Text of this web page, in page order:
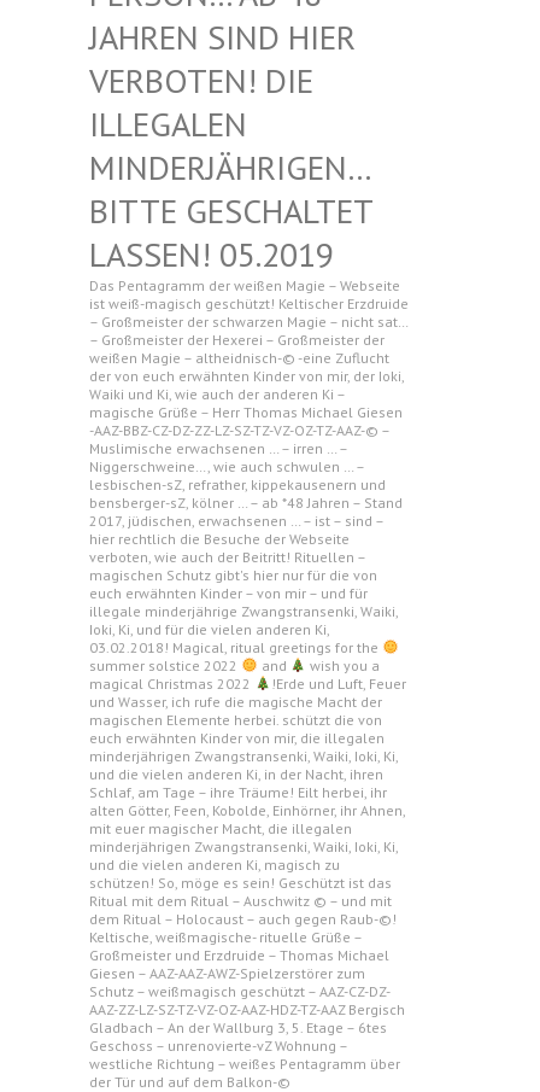
SIND HIER VERBOTE
N! DIE ILLEGAL
EN MINDERJ
ÄHRIGEN… BITTE G
ESCHALTET LASSEN!
05.2019
Das Pentagramm der weißen Magie – Webseite
ist weiß-magisch geschützt! Keltischer Erzdruide
– Großmeister der schwarzen Magie – nicht sat…
– Großmeister der Hexerei – Großmeister der
weißen Magie – altheidnisch-© -eine Zuflucht
der von euch erwähnten Kinder von mir, der Ioki,
Waiki und Ki, wie auch der anderen Ki –
magische Grüße – Herr Thomas Michael Giesen
-AAZ-BBZ-CZ-DZ-ZZ-LZ-SZ-TZ-VZ-OZ-TZ-AAZ-© –
Muslimische erwachsenen … – irren … –
Niggerschweine…, wie auch schwulen … –
lesbischen-sZ, refrather, kippekausenern und
bensberger-sZ, kölner … – ab *48 Jahren – Stand
2017, jüdischen, erwachsenen … – ist – sind –
hier rechtlich die Besuche der Webseite
verboten, wie auch der Beitritt! Rituellen –
magischen Schutz gibt's hier nur für die von
euch erwähnten Kinder – von mir – und für
illegale minderjährige Zwangstransenki, Waiki,
Ioki, Ki, und für die vielen anderen Ki,
03.02.2018! Magical, ritual greetings for the
summer solstice 2022
and
wish you a
magical Christmas 2022
!Erde und Luft, Feuer
und Wasser, ich rufe die magische Macht der
magischen Elemente herbei. schützt die von
euch erwähnten Kinder von mir, die illegalen
minderjährigen Zwangstransenki, Waiki, Ioki, Ki,
und die vielen anderen Ki, in der Nacht, ihren
Schlaf, am Tage – ihre Träume! Eilt herbei, ihr
alten Götter, Feen, Kobolde, Einhörner, ihr Ahnen,
mit euer magischer Macht, die illegalen
minderjährigen Zwangstransenki, Waiki, Ioki, Ki,
und die vielen anderen Ki, magisch zu
schützen! So, möge es sein! Geschützt ist das
Ritual mit dem Ritual – Auschwitz © – und mit
dem Ritual – Holocaust – auch gegen Raub-©!
Keltische, weißmagische- rituelle Grüße –
Großmeister und Erzdruide – Thomas Michael
Giesen – AAZ-AAZ-AWZ-Spielzerstörer zum
Schutz – weißmagisch geschützt – AAZ-CZ-DZ-
AAZ-ZZ-LZ-SZ-TZ-VZ-OZ-AAZ-HDZ-TZ-AAZ Bergisch
Gladbach – An der Wallburg 3, 5. Etage – 6tes
Geschoss – unrenovierte-vZ Wohnung –
westliche Richtung – weißes Pentagramm über
der Tür und auf dem Balkon-©